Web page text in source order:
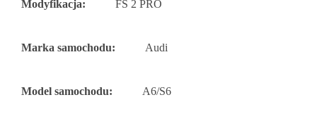
Modyfikacja: FS 2 PRO
Marka samochodu: Audi
Model samochodu: A6/S6